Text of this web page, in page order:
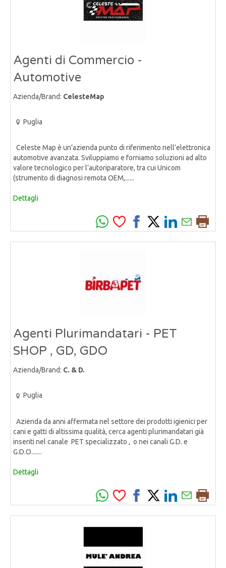
Agenti di Commercio -
Automotive
Azienda/Brand: CelesteMap
Puglia
Celeste Map è un’azienda punto di riferimento nell’elettronica
automotive avanzata. Sviluppiamo e forniamo soluzioni ad alto
valore tecnologico per l’autoriparatore, tra cui Unicom
(strumento di diagnosi remota OEM,......
Dettagli
Agenti Plurimandatari - PET
SHOP , GD, GDO
Azienda/Brand: C. & D.
Puglia
Azienda da anni affermata nel settore dei prodotti igienici per
cani e gatti di altissima qualità, cerca agenti plurimandatari già
inseriti nel canale PET specializzato , o nei canali G.D. e
G.D.O.......
Dettagli